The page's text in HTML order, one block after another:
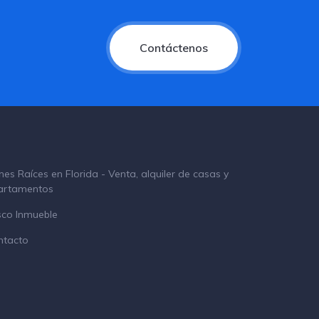
Contáctenos
Raíces en Florida - Venta, alquiler de casas y
Inmueble